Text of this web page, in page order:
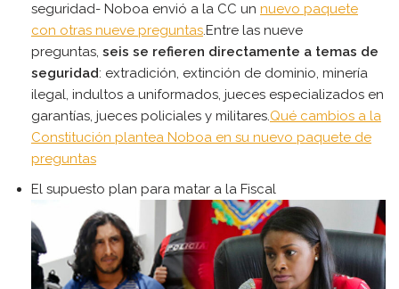
seguridad- Noboa envió a la CC un nuevo paquete
con otras nueve preguntas.Entre las nueve
preguntas, seis se refieren directamente a temas de
seguridad: extradición, extinción de dominio, minería
ilegal, indultos a uniformados, jueces especializados en
garantías, jueces policiales y militares.Qué cambios a la
Constitución plantea Noboa en su nuevo paquete de
preguntas
El supuesto plan para matar a la Fiscal